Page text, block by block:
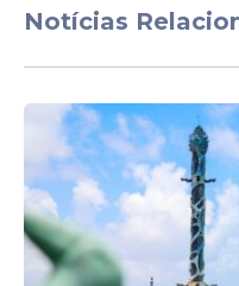
Notícias